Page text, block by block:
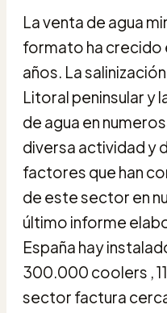
La venta de agua
formato ha crecido
años. La
Litoral peninsular y
de agua en
diversa actividad y
factores que han
de este sector en
último informe
España hay
300.000 coolers ,
sector factura